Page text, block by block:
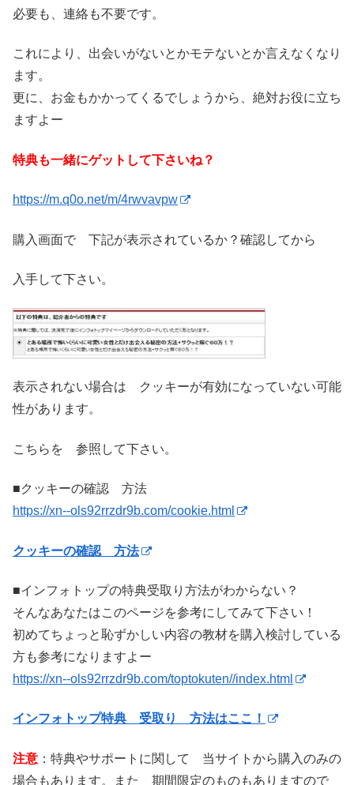
必要も、連絡も不要です。
これにより、出会いがないとかモテないとか言えなくなり
ます。
更に、お金もかかってくるでしょうから、絶対お役に立ち
ますよー
特典も一緒にゲットして下さいね？
https://m.q0o.net/m/4rwvavpw
購入画面で 下記が表示されているか？確認してから
入手して下さい。
表示されない場合は クッキーが有効になっていない可能
性があります。
こちらを 参照して下さい。
■クッキーの確認 方法
https://xn--ols92rrzdr9b.com/cookie.html
クッキーの確認 方法
■インフォトップの特典受取り方法がわからない？
そんなあなたはこのページを参考にしてみて下さい！
初めてちょっと恥ずかしい内容の教材を購入検討している
方も参考になりますよー
https://xn--ols92rrzdr9b.com/toptokuten//index.html
インフォトップ特典 受取り 方法はここ！
注意 ：特典やサポートに関して 当サイトから購入のみの
場合もあります。また 期間限定のものもありますので